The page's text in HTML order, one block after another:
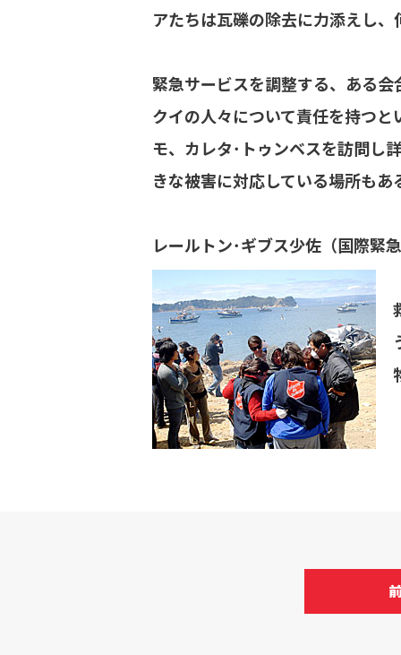
アたちは瓦礫の除去に力添えし
緊急サービスを調整する、ある
クイの人々について責任を持つ
モ、カレタ･トゥンベスを訪問し
きな被害に対応している場所もあ
レールトン･ギブス少佐（国際緊